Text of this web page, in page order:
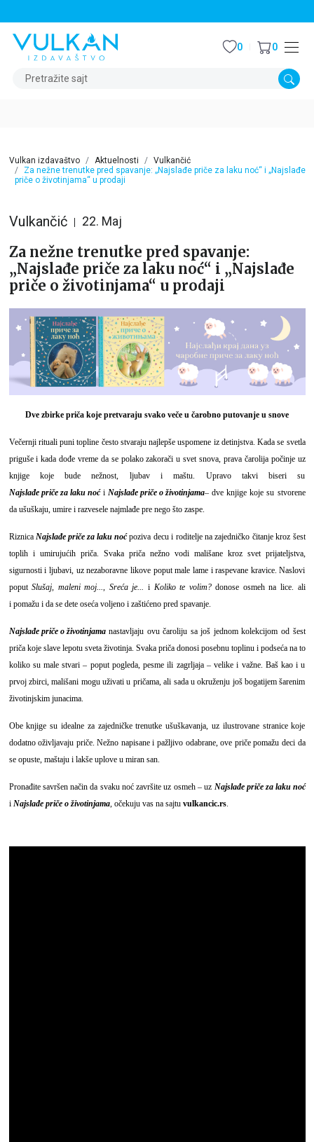
Pretražite sajt
0 0
Vulkan izdavaštvo Aktuelnosti
Vulkančić
Za nežne trenutke pred spavanje: „Najslađe priče za laku noć“ i „Najslađe
priče o životinjama“ u prodaji
Vulkančić 22. Maj
Za nežne trenutke pred spavanje:
„Najslađe priče za laku noć“ i „Najslađe
priče o životinjama“ u prodaji
Dve zbirke priča koje pretvaraju svako veče u čarobno putovanje u snove
Večernji rituali puni topline često stvaraju najlepše uspomene iz detinjstva. Kada se svetla
priguše i kada dođe vreme da se polako zakorači u svet snova, prava čarolija počinje uz
knjige koje bude nežnost, ljubav i maštu. Upravo takvi biseri su
Najslađe priče za laku noći Najslađe priče o životinjama– dve knjige koje su stvorene
da ušuškaju, umire i razvesele najmlađe pre nego što zaspe.
Riznica Najslađe priče za laku noćpoziva decu i roditelje na zajedničko čitanje kroz šest
toplih i umirujućih priča. Svaka priča nežno vodi mališane kroz svet prijateljstva,
sigurnosti i ljubavi, uz nezaboravne likove poput male lame i raspevane kravice. Naslovi
poputSlušaj, maleni moj..., Sreća je... i Koliko te volim?donose osmeh na lice. ali
i pomažu i da se dete oseća voljeno i zaštićeno pred spavanje.
Najslađe priče o životinjamanastavljaju ovu čaroliju sa još jednom kolekcijom od šest
priča koje slave lepotu sveta životinja. Svaka priča donosi posebnu toplinu i podseća na to
koliko su male stvari – poput pogleda, pesme ili zagrljaja – velike i važne. Baš kao i u
prvoj zbirci, mališani mogu uživati u pričama, ali sada u okruženju još bogatijem šarenim
životinjskim junacima.
Obe knjige su idealne za zajedničke trenutke ušuškavanja, uz ilustrovane stranice koje
dodatno oživljavaju priče. Nežno napisane i pažljivo odabrane, ove priče pomažu deci da
se opuste, maštaju i lakše uplove u miran san.
Pronađite savršen način da svaku noć završite uz osmeh – uz Najslađe priče za laku noć
i Najslađe priče o životinjama, očekuju vas na sajtu vulkancic.rs.